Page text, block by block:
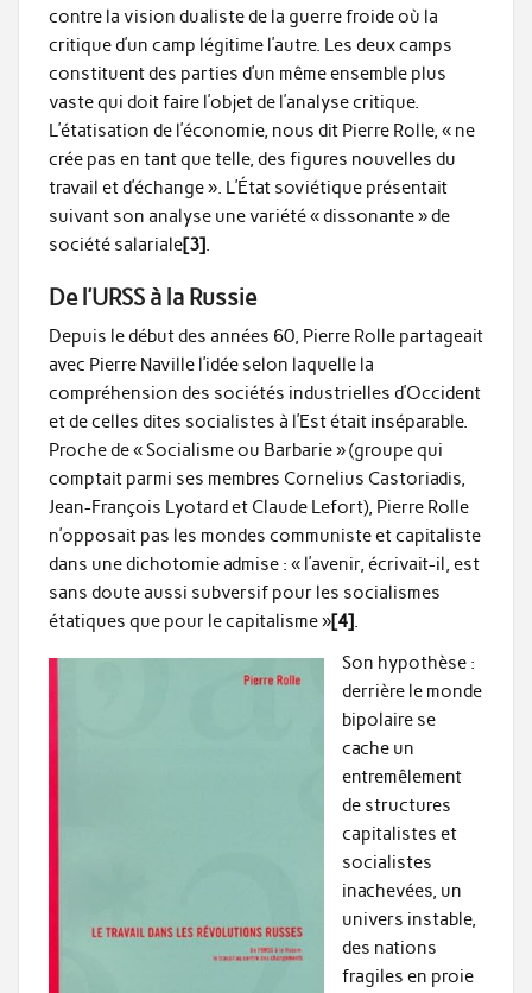
contre la vision dualiste de la guerre froide où la
critique d’un camp légitime l’autre. Les deux camps
constituent des parties d’un même ensemble plus
vaste qui doit faire l’objet de l’analyse critique.
L’étatisation de l’économie, nous dit Pierre Rolle, « ne
crée pas en tant que telle, des figures nouvelles du
travail et d’échange ». L’État soviétique présentait
suivant son analyse une variété « dissonante » de
société salariale[3].
De l’URSS à la Russie
Depuis le début des années 60, Pierre Rolle partageait
avec Pierre Naville l’idée selon laquelle la
compréhension des sociétés industrielles d’Occident
et de celles dites socialistes à l’Est était inséparable.
Proche de « Socialisme ou Barbarie » (groupe qui
comptait parmi ses membres Cornelius Castoriadis,
Jean-François Lyotard et Claude Lefort), Pierre Rolle
n’opposait pas les mondes communiste et capitaliste
dans une dichotomie admise : « l’avenir, écrivait-il, est
sans doute aussi subversif pour les socialismes
étatiques que pour le capitalisme »[4].
Son hypothèse :
derrière le monde
bipolaire se
cache un
entremêlement
de structures
capitalistes et
socialistes
inachevées, un
univers instable,
des nations
fragiles en proie